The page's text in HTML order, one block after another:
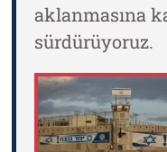
aklanmasına
sürdürüyoruz.